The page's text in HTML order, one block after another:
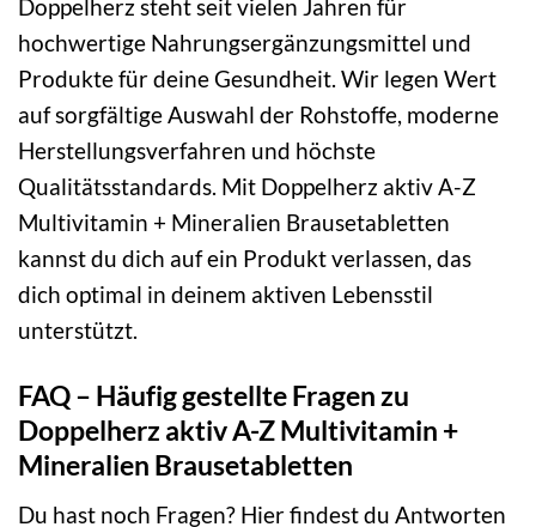
Doppelherz steht seit vielen Jahren für
hochwertige Nahrungsergänzungsmittel und
Produkte für deine Gesundheit. Wir legen Wert
auf sorgfältige Auswahl der Rohstoffe, moderne
Herstellungsverfahren und höchste
Qualitätsstandards. Mit Doppelherz aktiv A-Z
Multivitamin + Mineralien Brausetabletten
kannst du dich auf ein Produkt verlassen, das
dich optimal in deinem aktiven Lebensstil
unterstützt.
FAQ – Häufig gestellte Fragen zu
Doppelherz aktiv A-Z Multivitamin +
Mineralien Brausetabletten
Du hast noch Fragen? Hier findest du Antworten